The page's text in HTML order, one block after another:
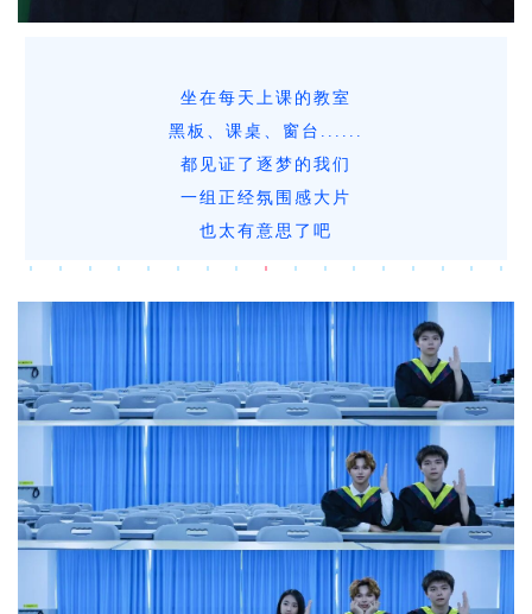
坐在每天上课的教室
黑板、课桌、窗台......
都见证了逐梦的我们
一组正经氛围感大片
也太有意思了吧